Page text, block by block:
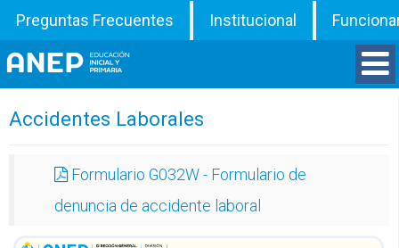
Preguntas Frecuentes Institucional
Divisiones
Inspecciones
Accidentes Laborales
Formulario G032W - Formulario de
denuncia de accidente laboral